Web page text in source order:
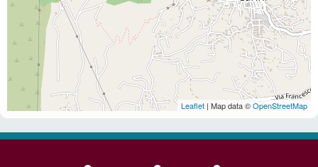
Leaflet | Map data ©OpenStreetMap